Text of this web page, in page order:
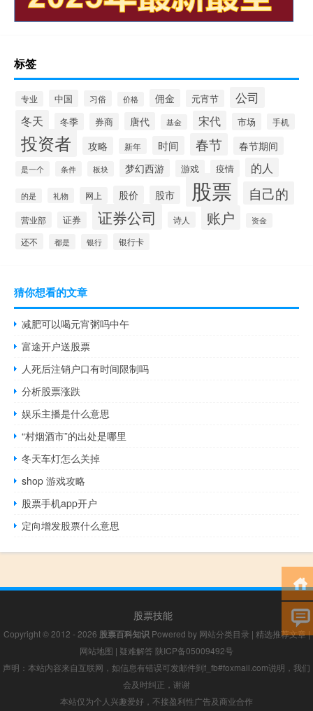
标签
专业 中国 习俗 价格 佣金 元宵节
公司
冬天
冬季 券商 唐代 基金 宋代 市场 手机
投资者 攻略 新年 时间 春节 春节期间
是一个 条件 板块 梦幻西游 游戏 疫情 的人
的是 礼物 网上 股价 股市 股票 自己的
营业部 证券 证券公司 诗人 账户 资金
还不 都是 银行 银行卡
猜你想看的文章
减肥可以喝元宵粥吗中午
富途开户送股票
人死后注销户口有时间限制吗
分析股票涨跌
娱乐主播是什么意思
“村烟酒市”的出处是哪里
冬天车灯怎么关掉
shop 游戏攻略
股票手机app开户
定向增发股票什么意思
股票技能
Copyright © 2012 - 2026 股票百科知识 Powered by 网站分类目录 | 精选推荐文章|
网站地图 | 疑难解答 陕ICP备05009492号
声明：本站内容来自互联网，如信息有错误可发邮件到f_fb#foxmail.com说明，我们
会及时纠正，谢谢
本站仅为个人兴趣爱好，不接盈利性广告及商业合作